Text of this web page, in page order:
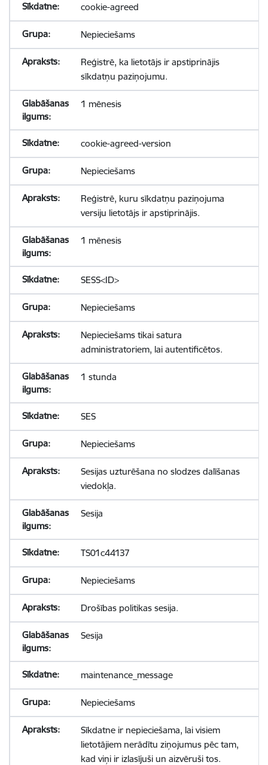
cookie-agreed
Nepieciešams
Reģistrē, ka lietotājs ir apstiprinājis
sīkdatņu paziņojumu.
1 mēnesis
cookie-agreed-version
Nepieciešams
Reģistrē, kuru sīkdatņu paziņojuma
versiju lietotājs ir apstiprinājis.
1 mēnesis
SESS<ID>
Nepieciešams
Nepieciešams tikai satura
administratoriem, lai autentificētos.
1 stunda
SES
Nepieciešams
Sesijas uzturēšana no slodzes dalīšanas
viedokļa.
Sesija
TS01c44137
Nepieciešams
Drošības politikas sesija.
Sesija
maintenance_message
Nepieciešams
Sīkdatne ir nepieciešama, lai visiem
lietotājiem nerādītu ziņojumus pēc tam,
kad viņi ir izlasījuši un aizvēruši tos.